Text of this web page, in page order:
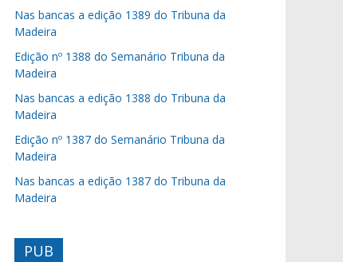
Nas bancas a edição 1389 do Tribuna da
Madeira
Edição nº 1388 do Semanário Tribuna da
Madeira
Nas bancas a edição 1388 do Tribuna da
Madeira
Edição nº 1387 do Semanário Tribuna da
Madeira
Nas bancas a edição 1387 do Tribuna da
Madeira
PUB